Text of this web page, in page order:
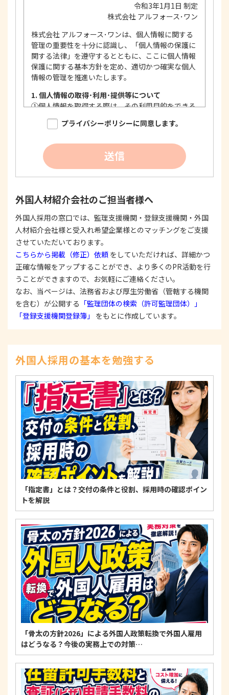
令和3年1月1日 制定
株式会社 アルフォース･ワン
株式会社 アルフォース･ワンは、個人情報に関する
管理の重要性を十分に認識し、「個人情報の保護に
関する法律」を遵守するとともに、ここに個人情報
保護に関する基本方針を定め、適切かつ確実な個人
情報の管理を推進いたします。
1. 個人情報の取得･利用･提供等について
①個人情報を取得する際は、その利用目的をできる
限り明確に特定し、その目的達成に必要な限度に
おいて適法かつ公正な手段を用い、同意を得て取
個人情報を利用する際は、本人に明示、通知、ま
たは公表した利用目的の範囲内に限定し、それに
反する目的外利用を行なわないための措置を講じ
する際は、本人が同意を与えた利用目的の範囲内
で、適法にこれを行います。
2. 安全対策の実施について
個人情報の正確性およびその利用の安全性を確保す
るため、情報セキュリティ対策を始めとする安全措
置を構築し、個人情報への不正アクセス、個人情報
の漏洩、滅失または毀損等の的確な防止とセキュリ
ティの是正に努めます。
3. 苦情および相談等に対する適正な対応について
本人からの苦情および相談があった場合には、適切
示、訂正、削除、または利用もしくは提供の停止等
を求められたときは、適法かつ遅滞なく応じます。
4. 法令・指針・規範の遵守について
適正な個人情報保護の実現のため、個人情報の取扱
いに関する法令、国が定める指針およびその他の規
範を遵守します。
個人情報に関するお問い合わせ窓口
〒125-0061東京都葛飾区亀有3-21-11 藍ビル202
TEL：0120-550-580
株式会社 アルフォース･ワン 個人情報保護担当
プライバシーポリシーに同意します。
送信
外国人材紹介会社のご担当者様へ
外国人採用の窓口では、監理支援機関・登録支援機関・外国
人材紹介会社様と受入れ希望企業様とのマッチングをご支援
させていただいております。
こちらから掲載（修正）依頼 をしていただければ、詳細かつ
正確な情報をアップすることができ、より多くのPR活動を行
うことができますので、お気軽にご連絡ください。
なお、当ページは、法務省および厚生労働省（管轄する機関
を含む）が公開する 「監理団体の検索（許可監理団体）」
「登録支援機関登録簿」
をもとに作成しています。
外国人採用の基本を勉強する
「指定書」とは？交付の条件と役割、採用時の確認ポイン
トを解説
「骨太の方針2026」による外国人政策転換で外国人雇用
はどうなる？今後の実務上での対策…